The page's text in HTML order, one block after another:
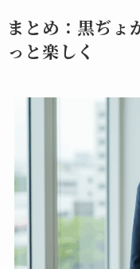
まとめ：黒ぢょ
っと楽しく